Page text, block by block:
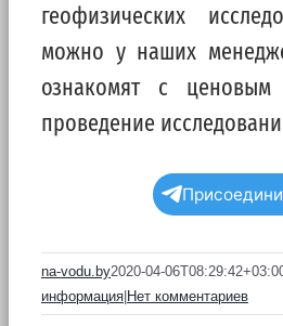
геофизических
можно у наших
ознакомят с
проведение
na-vodu.by2020-04-
информация Нет комментариев